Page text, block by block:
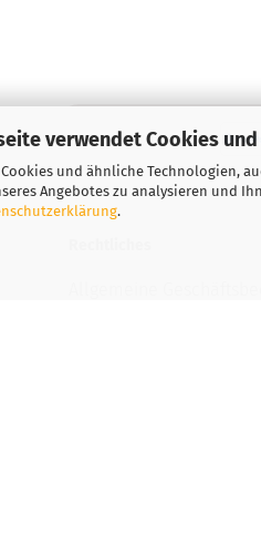
verwendet Cookies
und ähnliche Technologien,
Angebotes zu analysieren und
.